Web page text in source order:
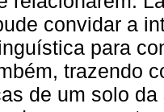
convidar a
para
trazendo
de um solo